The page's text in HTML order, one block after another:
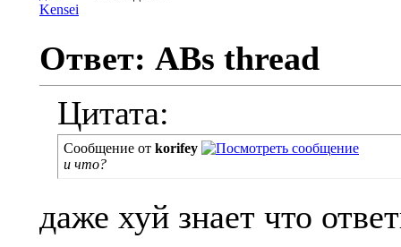
Ответ: ABs thread
Цитата:
Сообщение от korifey
и что?
даже хуй знает что